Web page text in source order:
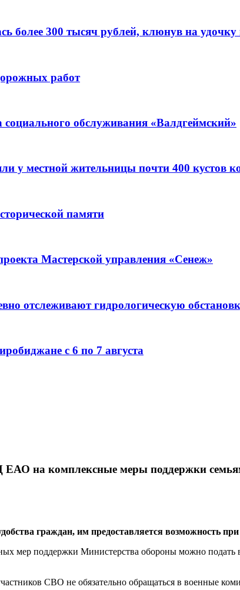
более 300 тысяч рублей, клюнув на
работ
обслуживания «Валдгеймский»
у местной жительницы почти 400 кустов
памяти
Мастерской управления «Сенеж»
отслеживают гидрологическую
с 6 по 7 августа
ЕАО на комплексные меры поддержки
граждан, им предоставляется возможность при
мер поддержки Министерства обороны можно
СВО не обязательно обращаться в военные